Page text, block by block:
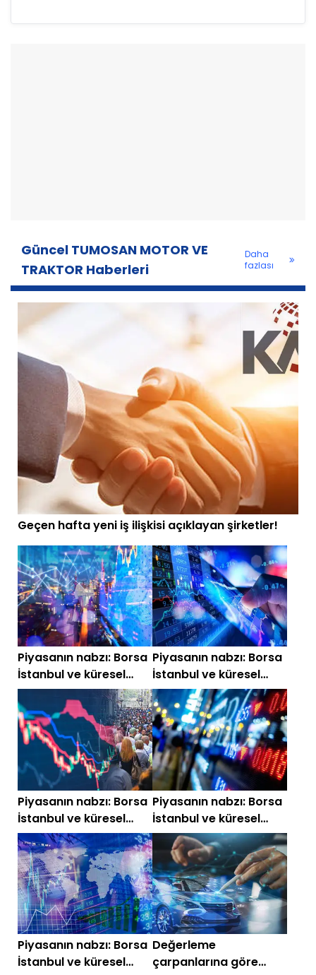
Güncel TUMOSAN MOTOR VE
TRAKTOR Haberleri
Daha
fazlası
Geçen hafta yeni iş ilişkisi açıklayan şirketler!
Piyasanın nabzı: Borsa
İstanbul ve küresel
piyasalarda gün
başlarken (29
Temmuz)
Piyasanın nabzı: Borsa
İstanbul ve küresel
piyasalarda gün
başlarken (24
Temmuz)
Piyasanın nabzı: Borsa
İstanbul ve küresel
piyasalarda gün
başlarken (21
Temmuz)
Piyasanın nabzı: Borsa
İstanbul ve küresel
piyasalarda gün
başlarken (14
Temmuz)
Piyasanın nabzı: Borsa
İstanbul ve küresel
Değerleme
çarpanlarına göre